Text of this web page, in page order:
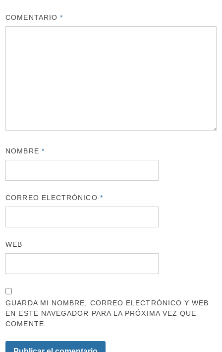
COMENTARIO*
NOMBRE *
CORREO ELECTRÓNICO *
WEB
GUARDA MI NOMBRE, CORREO ELECTRÓNICO Y WEB
EN ESTE NAVEGADOR PARA LA PRÓXIMA VEZ QUE
COMENTE.